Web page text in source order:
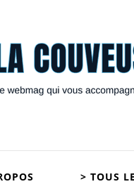
accompagne
> TOUS